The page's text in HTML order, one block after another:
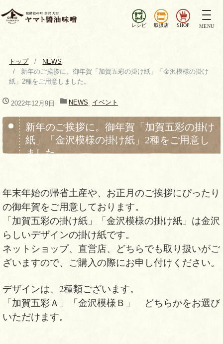
レシピ 取扱店 SHOP
ナ
ビ
ョ
替
え
MENU
トップ
NEWS
新年のご挨拶に。御年賀「加賀五彩の掛け紙」「金沢模様の掛け
紙」2種をご用意しました。
2022年12月9日 NEWS,イベント
新年のご挨拶に。御年賀「加賀五彩の掛け
紙」「金沢模様の掛け紙」2種をご用意し
ました。
年末年始の帰省土産や、お正月のご挨拶にぴったり
の御年賀をご用意しております。
「加賀五彩の掛け紙」「金沢模様の掛け紙」は金沢
らしいデザインの掛け紙です。
ネットショップ、直営店、どちらでも取り扱いがご
ざいますので、ご購入の際にお申し付けください。
デザインは、2種類ございます。
「加賀五彩Ａ」「金沢模様Ｂ」 どちらかをお選び
いただけます。